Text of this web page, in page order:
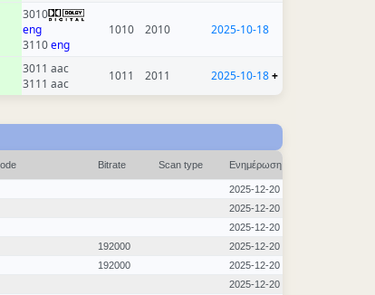
3010
eng
3110eng
1010 2010 2025-10-18
3011 aac
3111 aac
1011 2011 2025-10-18+
Bitrate Scan type Ενημέρωση
2025-12-20
2025-12-20
2025-12-20
192000
2025-12-20
192000
2025-12-20
2025-12-20